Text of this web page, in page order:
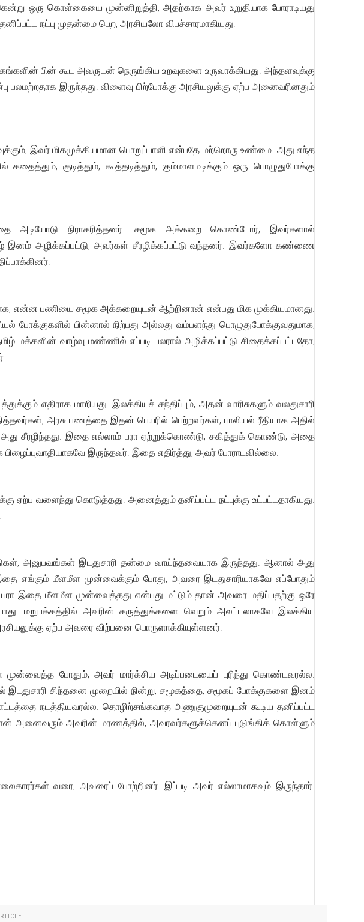
ஒரு கொள்கையை முன்னிறுத்தி, அதற்காக அவர் உறுதியாக போராடியது
நட்பு முதன்மை பெற, அரசியலோ விபச்சாரமாகியது.
பின் கூட அவருடன் நெருங்கிய உறவுகளை உருவாக்கியது. அந்தளவுக்கு
பலமற்றதாக இருந்தது. விளைவு பிற்போக்கு அரசியலுக்கு ஏற்ப அனைவரினதும்
இவர் மிகமுக்கியமான பொறுப்பாளி என்பதே மற்றொரு உண்மை. அது எந்த
குடித்தும், கூத்தடித்தும், கும்மாளமடிக்கும் ஒரு பொழுதுபோக்கு
அடியோடு நிராகரித்தனர். சமூக அக்கறை கொண்டோர், இவர்களால்
இனம் அழிக்கப்பட்டு, அவர்கள் சீரழிக்கப்பட்டு வந்தனர். இவர்களோ கண்ணை
என்ன பணியை சமூக அக்கறையுடன் ஆற்றினான் என்பது மிக முக்கியமானது.
போக்குகளில் பின்னால் நிற்பது அல்லது வம்பளந்து பொழுதுபோக்குவதுமாக,
மக்களின் வாழ்வு மண்ணில் எப்படி பலரால் அழிக்கப்பட்டு சிதைக்கப்பட்டதோ,
எதிராக மாறியது. இலக்கியச் சந்திப்பும், அதன் வாரிசுகளும் வலதுசாரி
அரசு பணத்தை இதன் பெயரில் பெற்றவர்கள், பாலியல் ரீதியாக அதில்
சீரழிந்தது. இதை எல்லாம் பரா ஏற்றுக்கொண்டு, சகித்துக் கொண்டு, அதை
இருந்தவர். இதை எதிர்த்து, அவர் போராடவில்லை.
ஏற்ப வளைந்து கொடுத்தது. அனைத்தும் தனிப்பட்ட நட்புக்கு உட்பட்டதாகியது.
அனுபவங்கள் இடதுசாரி தன்மை வாய்ந்தவையாக இருந்தது. ஆனால் அது
எங்கும் மீளமீள முன்வைக்கும் போது, அவரை இடதுசாரியாகவே எப்போதும்
பரா இதை மீளமீள முன்வைத்தது என்பது மட்டும் தான் அவரை மதிப்பதற்கு ஒரே
மறுபக்கத்தில் அவரின் கருத்துக்களை வெறும் அலட்டலாகவே இலக்கிய
ஏற்ப அவரை விற்பனை பொருளாக்கியுள்ளனர்.
போதும், அவர் மார்க்சிய அடிப்படையைப் புரிந்து கொண்டவரல்ல.
சிந்தனை முறையில் நின்று, சமூகத்தை, சமூகப் போக்குகளை இனம்
நடத்தியவரல்ல. தொழிற்சங்கவாத அணுகுமுறையுடன் கூடிய தனிப்பட்ட
அனைவரும் அவரின் மரணத்தில், அவரவர்களுக்கெனப் புடுங்கிக் கொள்ளும்
வரை, அவரைப் போற்றினர். இப்படி அவர் எல்லாமாகவும் இருந்தார்.